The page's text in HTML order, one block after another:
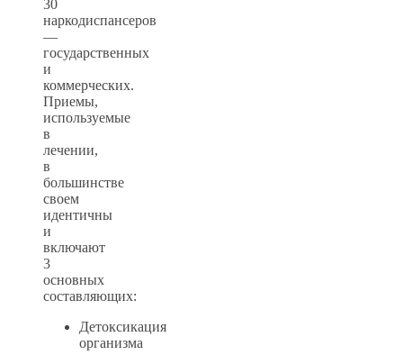
30
наркодиспансеров
—
государственных
и
коммерческих.
Приемы,
используемые
в
лечении,
в
большинстве
своем
идентичны
и
включают
3
основных
составляющих:
Детоксикация
организма